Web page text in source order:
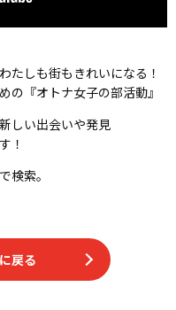
たしも街もきれいになる！
の『オトナ女子の部活動』
しい出会いや発見
！
検索。
戻る